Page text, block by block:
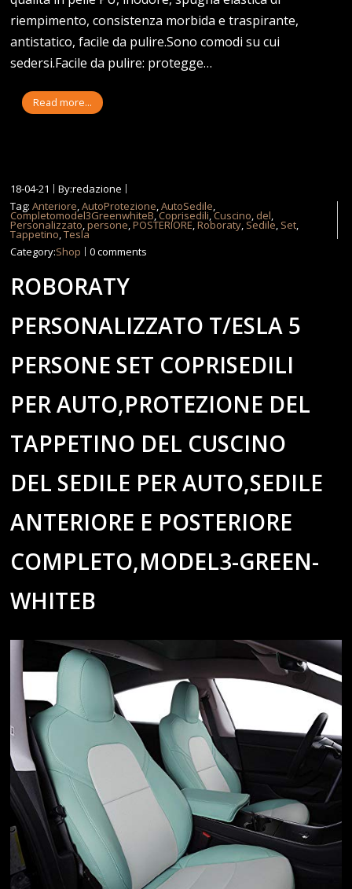
riempimento, consistenza morbida e traspirante,
antistatico, facile da pulire.Sono comodi su cui
sedersi.Facile da pulire: protegge…
Read more...
18-04-21
By:redazione
Tag:Anteriore,AutoProtezione,AutoSedile,
Completomodel3GreenwhiteB,Coprisedili,Cuscino, del,
Personalizzato,persone,POSTERIORE,Roboraty, Sedile, Set,
Tappetino,Tesla
Category:Shop 0 comments
ROBORATY
PERSONALIZZATO T/ESLA 5
PERSONE SET COPRISEDILI
PER AUTO,PROTEZIONE DEL
TAPPETINO DEL CUSCINO
DEL SEDILE PER AUTO,SEDILE
ANTERIORE E POSTERIORE
COMPLETO,MODEL3-GREEN-
WHITEB